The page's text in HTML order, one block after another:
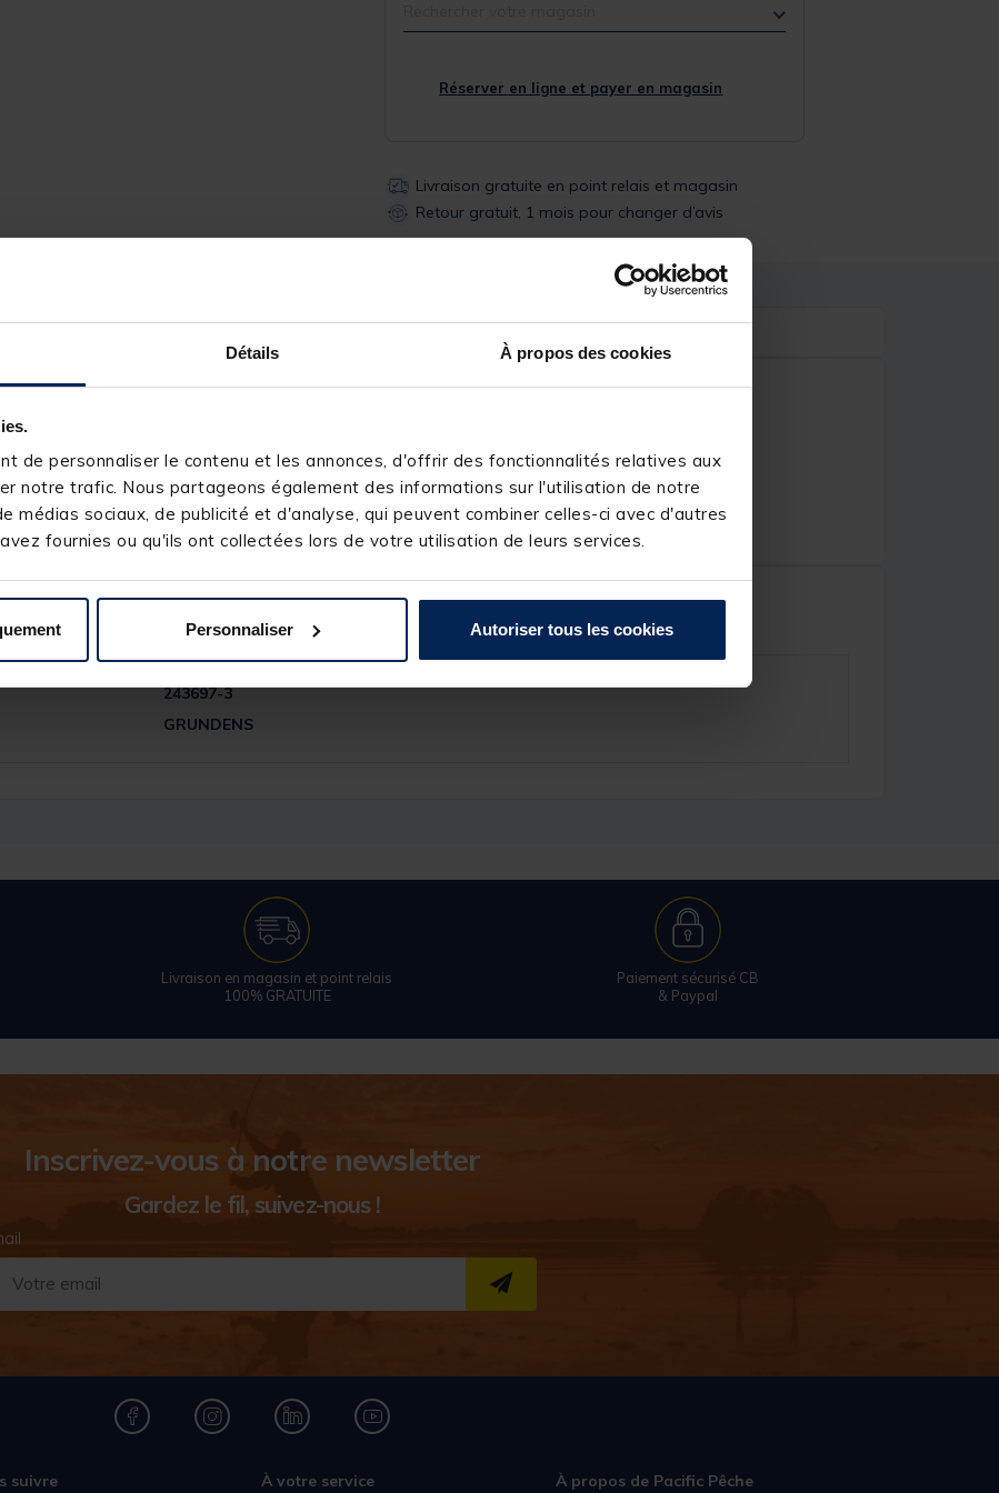
Détails À propos des cookies
de personnaliser le contenu et les annonces, d'offrir des fonctionnalités relatives aux
notre trafic. Nous partageons également des informations sur l'utilisation de notre
médias sociaux, de publicité et d'analyse, qui peuvent combiner celles-ci avec d'autres
fournies ou qu'ils ont collectées lors de votre utilisation de leurs services.
Personnaliser Autoriser tous les cookies
Réserver en ligne et payer en magasin
Livraison gratuite en point relais et magasin
Retour gratuit, 1 mois pour changer d’avis
243697-3
GRUNDENS
Livraison en magasin et point relais
100% GRATUITE
Paiement sécurisé CB
& Paypal
Inscrivez-vous à notre newsletter
Gardez le fil, suivez-nous !
S''INSCRIRE
suivre À votre service À propos de Pacific Pêche